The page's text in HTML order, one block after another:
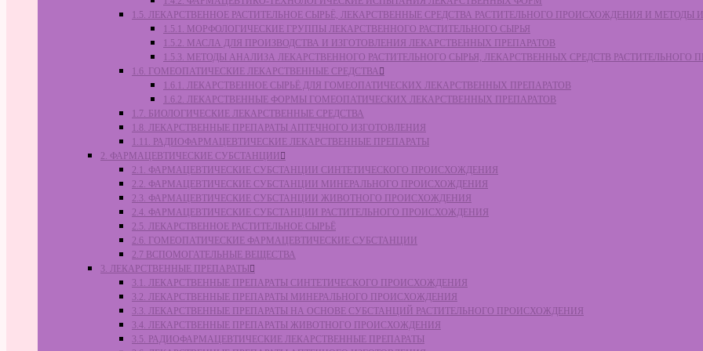
1.5. ЛЕКАРСТВЕННОЕ РАСТИТЕЛЬНОЕ СЫРЬЁ, ЛЕКАРСТВЕННЫЕ СРЕДСТВА РАСТИТЕЛЬНОГО ПРОИСХОЖДЕНИЯ И МЕТОДЫ
1.5.1. МОРФОЛОГИЧЕСКИЕ ГРУППЫ ЛЕКАРСТВЕННОГО РАСТИТЕЛЬНОГО СЫРЬЯ
1.5.2. МАСЛА ДЛЯ ПРОИЗВОДСТВА И ИЗГОТОВЛЕНИЯ ЛЕКАРСТВЕННЫХ ПРЕПАРАТОВ
1.5.3. МЕТОДЫ АНАЛИЗА ЛЕКАРСТВЕННОГО РАСТИТЕЛЬНОГО СЫРЬЯ, ЛЕКАРСТВЕННЫХ СРЕДСТВ РАСТИТЕЛЬНОГО
1.6. ГОМЕОПАТИЧЕСКИЕ ЛЕКАРСТВЕННЫЕ СРЕДСТВА
1.6.1. ЛЕКАРСТВЕННОЕ СЫРЬЁ ДЛЯ ГОМЕОПАТИЧЕСКИХ ЛЕКАРСТВЕННЫХ ПРЕПАРАТОВ
1.6.2. ЛЕКАРСТВЕННЫЕ ФОРМЫ ГОМЕОПАТИЧЕСКИХ ЛЕКАРСТВЕННЫХ ПРЕПАРАТОВ
1.7. БИОЛОГИЧЕСКИЕ ЛЕКАРСТВЕННЫЕ СРЕДСТВА
1.8. ЛЕКАРСТВЕННЫЕ ПРЕПАРАТЫ АПТЕЧНОГО ИЗГОТОВЛЕНИЯ
1.11. РАДИОФАРМАЦЕВТИЧЕСКИЕ ЛЕКАРСТВЕННЫЕ ПРЕПАРАТЫ
2. ФАРМАЦЕВТИЧЕСКИЕ СУБСТАНЦИИ
2.1. ФАРМАЦЕВТИЧЕСКИЕ СУБСТАНЦИИ СИНТЕТИЧЕСКОГО ПРОИСХОЖДЕНИЯ
2.2. ФАРМАЦЕВТИЧЕСКИЕ СУБСТАНЦИИ МИНЕРАЛЬНОГО ПРОИСХОЖДЕНИЯ
2.3. ФАРМАЦЕВТИЧЕСКИЕ СУБСТАНЦИИ ЖИВОТНОГО ПРОИСХОЖДЕНИЯ
2.4. ФАРМАЦЕВТИЧЕСКИЕ СУБСТАНЦИИ РАСТИТЕЛЬНОГО ПРОИСХОЖДЕНИЯ
2.5. ЛЕКАРСТВЕННОЕ РАСТИТЕЛЬНОЕ СЫРЬЁ
2.6. ГОМЕОПАТИЧЕСКИЕ ФАРМАЦЕВТИЧЕСКИЕ СУБСТАНЦИИ
2.7 ВСПОМОГАТЕЛЬНЫЕ ВЕЩЕСТВА
3. ЛЕКАРСТВЕННЫЕ ПРЕПАРАТЫ
3.1. ЛЕКАРСТВЕННЫЕ ПРЕПАРАТЫ СИНТЕТИЧЕСКОГО ПРОИСХОЖДЕНИЯ
3.2. ЛЕКАРСТВЕННЫЕ ПРЕПАРАТЫ МИНЕРАЛЬНОГО ПРОИСХОЖДЕНИЯ
3.3. ЛЕКАРСТВЕННЫЕ ПРЕПАРАТЫ НА ОСНОВЕ СУБСТАНЦИЙ РАСТИТЕЛЬНОГО ПРОИСХОЖДЕНИЯ
3.4. ЛЕКАРСТВЕННЫЕ ПРЕПАРАТЫ ЖИВОТНОГО ПРОИСХОЖДЕНИЯ
3.5. РАДИОФАРМАЦЕВТИЧЕСКИЕ ЛЕКАРСТВЕННЫЕ ПРЕПАРАТЫ